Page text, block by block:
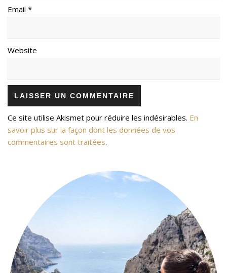
Email *
Website
Ce site utilise Akismet pour réduire les indésirables. En
savoir plus sur la façon dont les données de vos
commentaires sont traitées.